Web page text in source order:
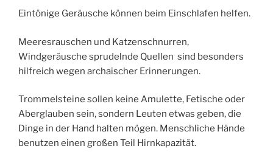
Eintönige Geräusche können beim Einschlafen helfen.
Meeresrauschen und Katzenschnurren,
Windgeräusche sprudelnde Quellen sind besonders
hilfreich wegen archaischer Erinnerungen.
Trommelsteine sollen keine Amulette, Fetische oder
Aberglauben sein, sondern Leuten etwas geben, die
Dinge in der Hand halten mögen. Menschliche Hände
benutzen einen großen Teil Hirnkapazität.